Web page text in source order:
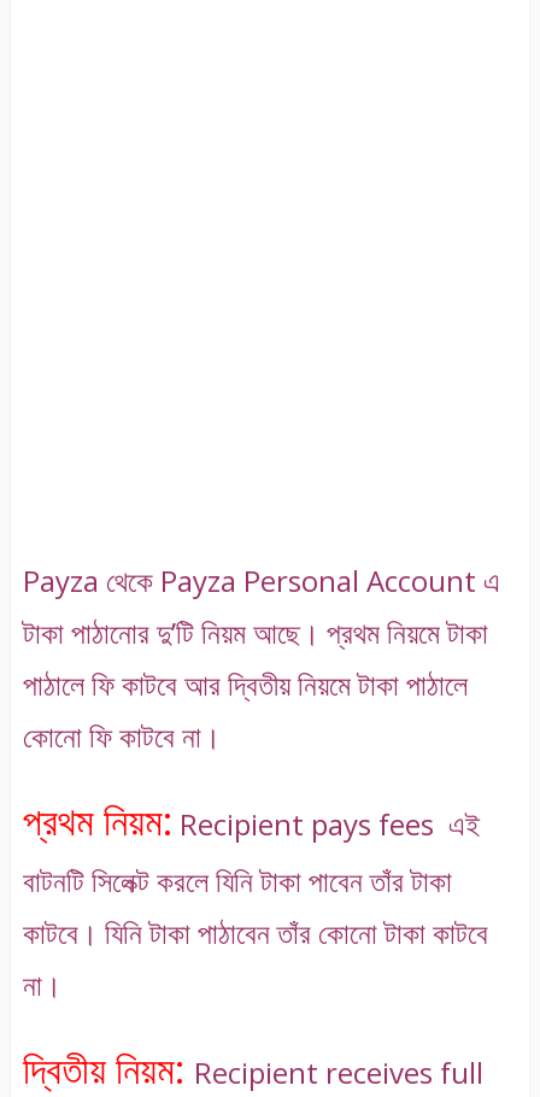
Payza থেকে Payza Personal Account এ
টাকা পাঠানোর দু’টি নিয়ম আছে। প্রথম নিয়মে টাকা
পাঠালে ফি কাটবে আর দ্বিতীয় নিয়মে টাকা পাঠালে
কোনো ফি কাটবে না।
প্রথম নিয়ম: Recipient pays fees এই
বাটনটি সিলেক্ট করলে যিনি টাকা পাবেন তাঁর টাকা
কাটবে। যিনি টাকা পাঠাবেন তাঁর কোনো টাকা কাটবে
না।
দ্বিতীয় নিয়ম: Recipient receives full